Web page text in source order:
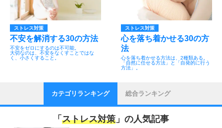
ストレス対策
不安を解消する30の方法
不安をゼロにするのは不可能。
大切なのは、不安をなくすことではな
く、小さくすること。
ストレス対策
心を落ち着かせる30の方
法
心を落ち着かせる方法は、2種類ある。
「自然に任せる方法」と「自発的に行う
方法」。
カテゴリランキング 総合ランキング
「 ストレス対策 」の人気記事